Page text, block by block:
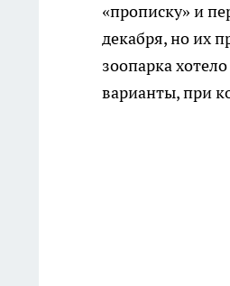
«прописку» и
декабря, но их
зоопарка
варианты, при